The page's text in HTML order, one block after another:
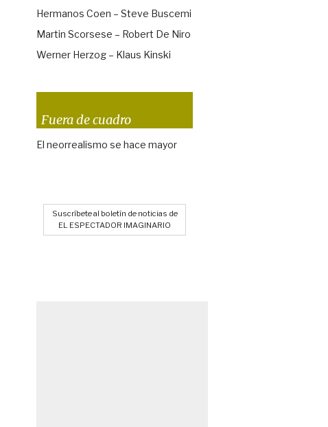
Hermanos Coen – Steve Buscemi
Martin Scorsese – Robert De Niro
Werner Herzog – Klaus Kinski
Fuera de cuadro
El neorrealismo se hace mayor
Suscríbete al boletín de noticias de
EL ESPECTADOR IMAGINARIO